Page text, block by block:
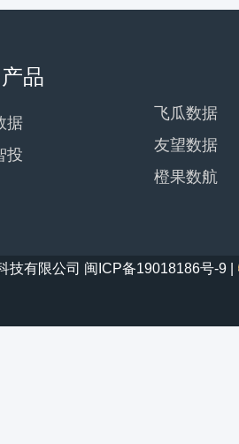
品
据
投
飞瓜数据
友望数据
橙果数航
技有限公司 闽ICP备19018186号-9